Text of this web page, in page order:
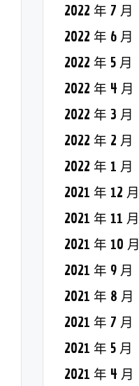
2022 年 7 月
2022 年 6 月
2022 年 5 月
2022 年 4 月
2022 年 3 月
2022 年 2 月
2022 年 1 月
2021 年 12 月
2021 年 11 月
2021 年 10 月
2021 年 9 月
2021 年 8 月
2021 年 7 月
2021 年 5 月
2021 年 4 月